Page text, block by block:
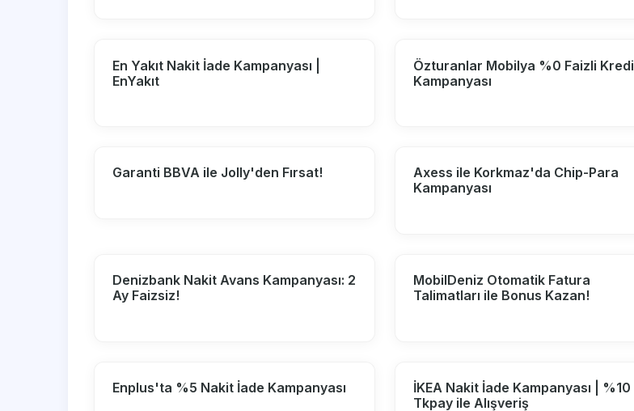
En Yakıt Nakit İade Kampanyası |
EnYakıt
Özturanlar Mobilya %0 Faizli Kredi
Kampanyası
Garanti BBVA ile Jolly'den Fırsat!
Axess ile Korkmaz'da Chip-Para
Kampanyası
Denizbank Nakit Avans Kampanyası: 2
Ay Faizsiz!
MobilDeniz Otomatik Fatura
Talimatları ile Bonus Kazan!
Enplus'ta %5 Nakit İade Kampanyası
İKEA Nakit İade Kampanyası | %10
Tkpay ile Alışveriş